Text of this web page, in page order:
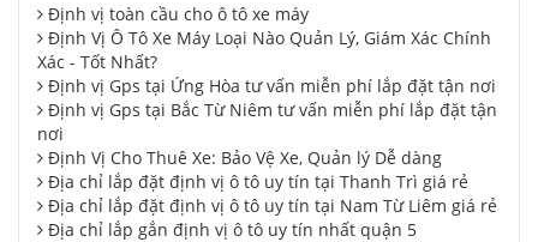
Định vị toàn cầu cho ô tô xe máy
Định Vị Ô Tô Xe Máy Loại Nào Quản Lý, Giám Xác Chính
Xác - Tốt Nhất?
Định vị Gps tại Ứng Hòa tư vấn miễn phí lắp đặt tận nơi
Định vị Gps tại Bắc Từ Niêm tư vấn miễn phí lắp đặt tận
nơi
Định Vị Cho Thuê Xe: Bảo Vệ Xe, Quản lý Dễ dàng
Địa chỉ lắp đặt định vị ô tô uy tín tại Thanh Trì giá rẻ
Địa chỉ lắp đặt định vị ô tô uy tín tại Nam Từ Liêm giá rẻ
Địa chỉ lắp gắn định vị ô tô uy tín nhất quận 5